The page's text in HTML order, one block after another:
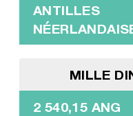
ANTILLES
MILLE
2 540,15 ANG